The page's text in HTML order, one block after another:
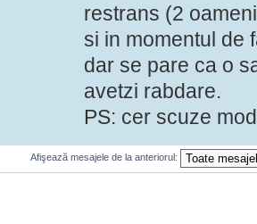
restrans (2
si in momentul de
dar se pare ca o
avetzi rabdare.
PS: cer scuze
Afişează mesajele de la anteriorul: